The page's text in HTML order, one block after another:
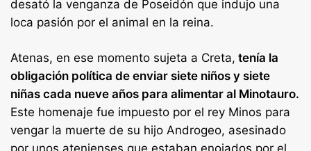
desató la venganza de Poseidón que indujo una
loca pasión por el animal en la reina.
Atenas, en ese momento sujeta a Creta, tenía la
obligación política de enviar siete niños y siete
niñas cada nueve años para alimentar al Minotauro.
Este homenaje fue impuesto por el rey Minos para
vengar la muerte de su hijo Androgeo, asesinado
por unos atenienses que estaban enojados por el